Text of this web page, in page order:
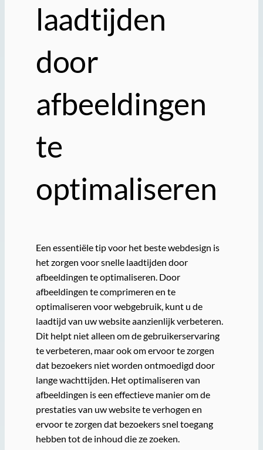
laadtijden
door
afbeeldingen
te
optimaliseren
Een essentiële tip voor het beste webdesign is
het zorgen voor snelle laadtijden door
afbeeldingen te optimaliseren. Door
afbeeldingen te comprimeren en te
optimaliseren voor webgebruik, kunt u de
laadtijd van uw website aanzienlijk verbeteren.
Dit helpt niet alleen om de gebruikerservaring
te verbeteren, maar ook om ervoor te zorgen
dat bezoekers niet worden ontmoedigd door
lange wachttijden. Het optimaliseren van
afbeeldingen is een effectieve manier om de
prestaties van uw website te verhogen en
ervoor te zorgen dat bezoekers snel toegang
hebben tot de inhoud die ze zoeken.